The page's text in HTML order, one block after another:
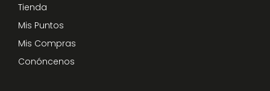
Tienda
Mis Puntos
Mis Compras
Conóncenos